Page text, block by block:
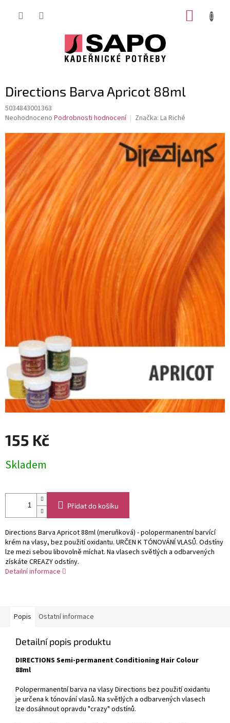
Directions Barva Apricot 88ml
5034843001363
Průměrné
produktu
je
0,0
z
5
hvězdiček.
Neohodnoceno Podrobnosti hodnocení Značka: La Riché
155 Kč
cena:
Skladem
Přidat do košíku
Directions Barva Apricot 88ml (meruňková) - polopermanentní barvící
krém na vlasy, bez použití oxidantu. URČEN K TÓNOVÁNÍ VLASŮ. Odstíny
lze mezi sebou libovolně míchat. Na vlasech světlých a odbarvených
získáte CREAZY odstíny.
Detailní informace
Popis Ostatní informace
Detailní popis produktu
DIRECTIONS Semi-permanent Conditioning Hair Colour
88ml
Polopermanentní barva na vlasy Directions bez použití oxidantu
je určena k tónování vlasů. Na světlých a odbarvených vlasech
lze dosáhnout opravdu "crazy" odstínů.